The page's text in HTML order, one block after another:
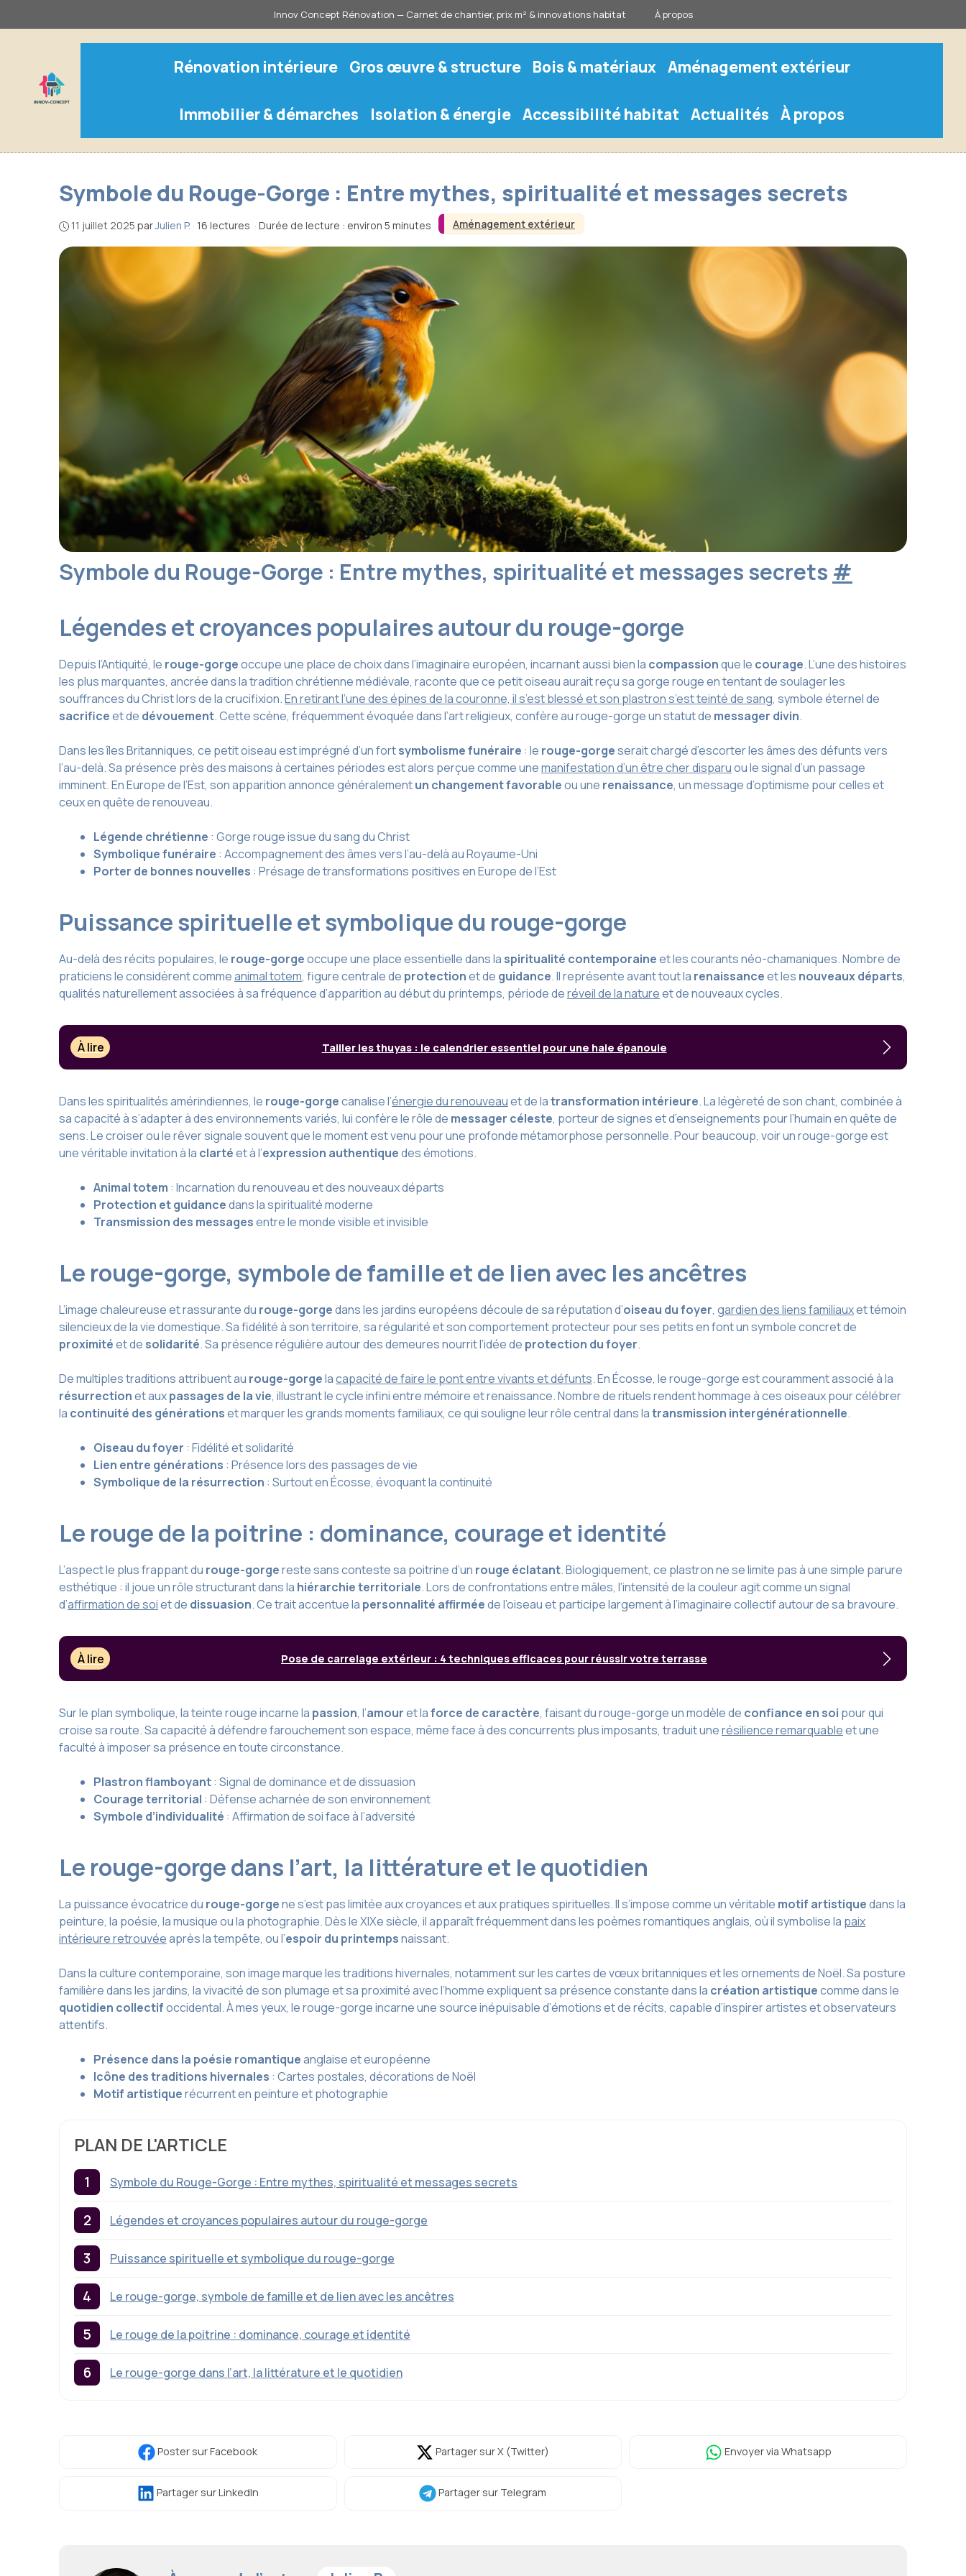
au
Innov Concept Rénovation — Carnet de chantier, prix m² & innovations habitat À propos
Rénovation intérieure Gros œuvre & structure Bois & matériaux Aménagement extérieur
Immobilier & démarches Isolation & énergie Accessibilité habitat Actualités À propos
Aménagement extérieur
Symbole du Rouge-Gorge : Entre mythes, spiritualité et messages secrets
11 juillet 2025 parJulien P. · 16 lectures · Durée de lecture : environ 5 minutes
Symbole du Rouge-Gorge : Entre mythes, spiritualité et messages secrets #
Légendes et croyances populaires autour du rouge-gorge
Depuis l’Antiquité, le rouge-gorgeoccupe une place de choix dans l’imaginaire européen, incarnant aussi bien la compassionque le courage. L’une des histoires
les plus marquantes, ancrée dans la tradition chrétienne médiévale, raconte que ce petit oiseau aurait reçu sa gorge rouge en tentant de soulager les
souffrances du Christ lors de la crucifixion.En retirant l’une des épines de la couronne, il s’est blessé et son plastron s’est teinté de sang, symbole éternel de
sacrificeet de dévouement. Cette scène, fréquemment évoquée dans l’art religieux, confère au rouge-gorge un statut de messager divin.
Dans les îles Britanniques, ce petit oiseau est imprégné d’un fortsymbolisme funéraire : le rouge-gorgeserait chargé d’escorter les âmes des défunts vers
l’au-delà. Sa présence près des maisons à certaines périodes est alors perçue comme unemanifestation d’un être cher disparuou le signal d’un passage
imminent. En Europe de l’Est, son apparition annonce généralementun changement favorableou une renaissance, un message d’optimisme pour celles et
ceux en quête de renouveau.
Légende chrétienne : Gorge rouge issue du sang du Christ
Symbolique funéraire : Accompagnement des âmes vers l’au-delà au Royaume-Uni
Porter de bonnes nouvelles : Présage de transformations positives en Europe de l’Est
Puissance spirituelle et symbolique du rouge-gorge
Au-delà des récits populaires, le rouge-gorgeoccupe une place essentielle dans la spiritualité contemporaineet les courants néo-chamaniques. Nombre de
praticiens le considèrent commeanimal totem, figure centrale de protectionet de guidance. Il représente avant tout la renaissanceet les nouveaux départs,
qualités naturellement associées à sa fréquence d’apparition au début du printemps, période deréveil de la natureet de nouveaux cycles.
À lire Tailler les thuyas : le calendrier essentiel pour une haie épanouie
Dans les spiritualités amérindiennes, le rouge-gorgecanalise l’énergie du renouveauet de latransformation intérieure. La légèreté de son chant, combinée à
sa capacité à s’adapter à des environnements variés, lui confère le rôle de messager céleste, porteur de signes et d’enseignements pour l’humain en quête de
sens. Le croiser ou le rêver signale souvent que le moment est venu pour une profonde métamorphose personnelle. Pour beaucoup, voir un rouge-gorge est
une véritable invitation à la clartéet à l’expression authentiquedes émotions.
Animal totem : Incarnation du renouveau et des nouveaux départs
Protection et guidancedans la spiritualité moderne
Transmission des messagesentre le monde visible et invisible
Le rouge-gorge, symbole de famille et de lien avec les ancêtres
L’image chaleureuse et rassurante du rouge-gorgedans les jardins européens découle de sa réputation d’oiseau du foyer, gardien des liens familiauxet témoin
silencieux de la vie domestique. Sa fidélité à son territoire, sa régularité et son comportement protecteur pour ses petits en font un symbole concret de
proximitéet de solidarité. Sa présence régulière autour des demeures nourrit l’idée de protection du foyer.
De multiples traditions attribuent au rouge-gorgelacapacité de faire le pont entre vivants et défunts. En Écosse, le rouge-gorge est couramment associé à la
résurrectionet auxpassages de la vie, illustrant le cycle infini entre mémoire et renaissance. Nombre de rituels rendent hommage à ces oiseaux pour célébrer
la continuité des générationset marquer les grands moments familiaux, ce qui souligne leur rôle central dans latransmission intergénérationnelle.
Oiseau du foyer : Fidélité et solidarité
Lien entre générations : Présence lors des passages de vie
Symbolique de la résurrection : Surtout en Écosse, évoquant la continuité
Le rouge de la poitrine : dominance, courage et identité
L’aspect le plus frappant du rouge-gorgereste sans conteste sa poitrine d’un rouge éclatant. Biologiquement, ce plastron ne se limite pas à une simple parure
esthétique : il joue un rôle structurant dans la hiérarchie territoriale. Lors de confrontations entre mâles, l’intensité de la couleur agit comme un signal
d’affirmation de soiet de dissuasion. Ce trait accentue la personnalité affirméede l’oiseau et participe largement à l’imaginaire collectif autour de sa bravoure.
À lire Pose de carrelage extérieur : 4 techniques efficaces pour réussir votre terrasse
Sur le plan symbolique, la teinte rouge incarne la passion, l’amouret laforce de caractère, faisant du rouge-gorge un modèle de confiance en soi pour qui
croise sa route. Sa capacité à défendre farouchement son espace, même face à des concurrents plus imposants, traduit unerésilience remarquableet une
faculté à imposer sa présence en toute circonstance.
Plastron flamboyant: Signal de dominance et de dissuasion
Courage territorial : Défense acharnée de son environnement
Symbole d’individualité : Affirmation de soi face à l’adversité
Le rouge-gorge dans l’art, la littérature et le quotidien
La puissance évocatrice du rouge-gorgene s’est pas limitée aux croyances et aux pratiques spirituelles. Il s’impose comme un véritable motif artistiquedans la
peinture, la poésie, la musique ou la photographie. Dès le XIXe siècle, il apparaît fréquemment dans les poèmes romantiques anglais, où il symbolise la paix
intérieure retrouvéeaprès la tempête, ou l’espoir du printempsnaissant.
Dans la culture contemporaine, son image marque les traditions hivernales, notamment sur les cartes de vœux britanniques et les ornements de Noël. Sa posture
familière dans les jardins, la vivacité de son plumage et sa proximité avec l’homme expliquent sa présence constante dans la création artistiquecomme dans le
quotidien collectifoccidental. À mes yeux, le rouge-gorge incarne une source inépuisable d’émotions et de récits, capable d’inspirer artistes et observateurs
attentifs.
Présence dans la poésie romantiqueanglaise et européenne
Icône des traditions hivernales : Cartes postales, décorations de Noël
Motif artistiquerécurrent en peinture et photographie
PLAN DE L'ARTICLE
Symbole du Rouge-Gorge : Entre mythes, spiritualité et messages secrets
Légendes et croyances populaires autour du rouge-gorge
Puissance spirituelle et symbolique du rouge-gorge
Le rouge-gorge, symbole de famille et de lien avec les ancêtres
Le rouge de la poitrine : dominance, courage et identité
Le rouge-gorge dans l’art, la littérature et le quotidien
Poster sur Facebook Partager sur X (Twitter) Envoyervia Whatsapp
Partagersur LinkedIn Partager sur Telegram